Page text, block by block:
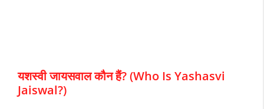
यशस्वी जायसवाल कौन हैं? (Who Is Yashasvi
Jaiswal?)